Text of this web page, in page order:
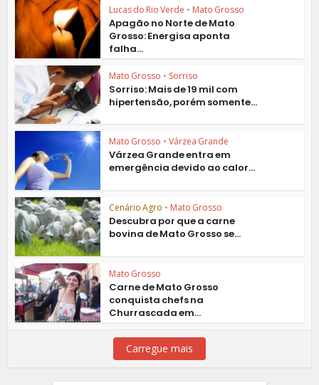
Lucas do Rio Verde • Mato Grosso
Apagão no Norte de Mato
Grosso: Energisa aponta
falha...
Mato Grosso • Sorriso
Sorriso: Mais de 19 mil com
hipertensão, porém somente...
Mato Grosso • Várzea Grande
Várzea Grande entra em
emergência devido ao calor...
Cenário Agro • Mato Grosso
Descubra por que a carne
bovina de Mato Grosso se...
Mato Grosso
Carne de Mato Grosso
conquista chefs na
Churrascada em...
Carregue mais